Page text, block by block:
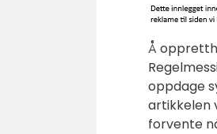
Å
oppdage
artikkelen
forvente